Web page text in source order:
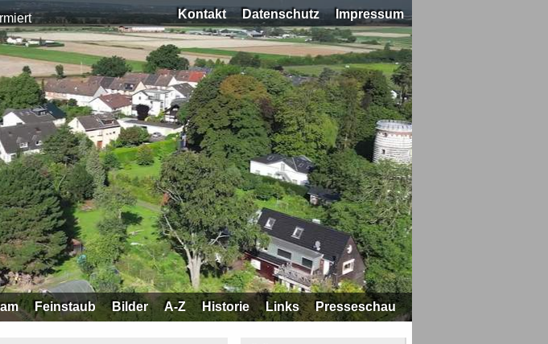
Feinstaub Bilder A-Z Historie Links Presseschau
Kontakt Datenschutz Impressum